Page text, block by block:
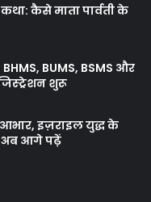
कैसे माता पार्वती के
BUMS, BSMS और
शुरू
आभार, इज़राइल युद्ध के
अब आगे पढ़ें